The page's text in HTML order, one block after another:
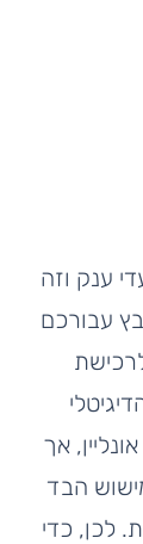
ענק וזה
עבורכם
אך
הבד
לכן, כדי